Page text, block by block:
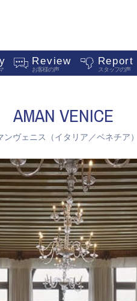
Review
お客様の声
Report
スタッフの声
AMAN VENICE
ンヴェニス（イタリア／ベネチア）